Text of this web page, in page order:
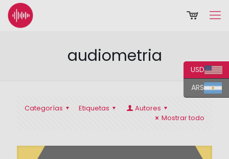
audiometria
Categorías Etiquetas
Autores
Mostrar todo
USD
ARS